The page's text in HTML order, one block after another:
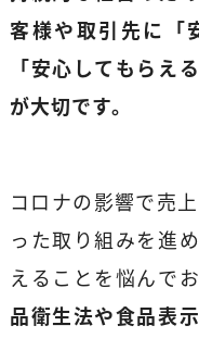
客様や取引先に「
「安心してもらえ
が大切です。
コロナの影響で売
った取り組みを進
えることを悩んで
品衛生法や食品表